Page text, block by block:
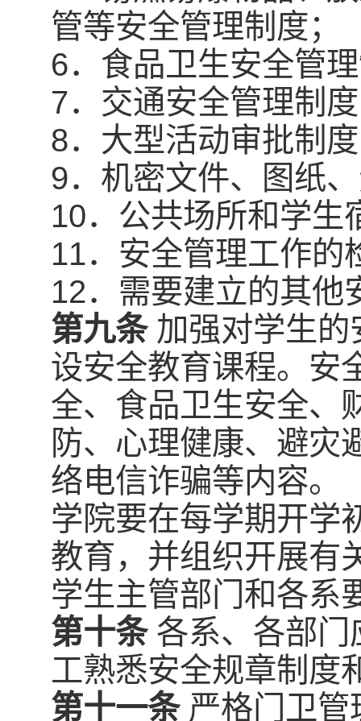
管等安全管理制度；
6．食品卫生安全管
7．交通安全管理制
8．大型活动审批制
9．机密文件、图纸
10．公共场所和学生
11．安全管理工作的
12．需要建立的其他
第九条加强对学生的
设安全教育课程。安
全、食品卫生安全、
防、心理健康、避灾
络电信诈骗等内容。
学院要在每学期开学
教育，并组织开展有
学生主管部门和各系
第十条各系、各部门
工熟悉安全规章制度
第十一条严格门卫管